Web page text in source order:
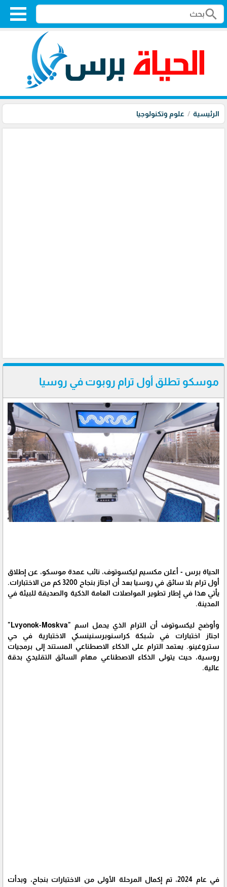
search
الرئيسية علوم وتكنولوجيا
موسكو تطلق أول ترام روبوت في روسيا
الحياة برس - أعلن مكسيم ليكسوتوف، نائب عمدة موسكو، عن إطلاق
أول ترام بلا سائق في روسيا بعد أن اجتاز بنجاح 3200 كم من الاختبارات.
يأتي هذا في إطار تطوير المواصلات العامة الذكية والصديقة للبيئة في
المدينة.
وأوضح ليكسوتوف أن الترام الذي يحمل اسم "Lvyonok-Moskva"
اجتاز اختبارات في شبكة كراسنوبرسنينسكي الاختبارية في حي
ستروغينو. يعتمد الترام على الذكاء الاصطناعي المستند إلى برمجيات
روسية، حيث يتولى الذكاء الاصطناعي مهام السائق التقليدي بدقة
عالية.
في عام 2024، تم إكمال المرحلة الأولى من الاختبارات بنجاح، وبدأت